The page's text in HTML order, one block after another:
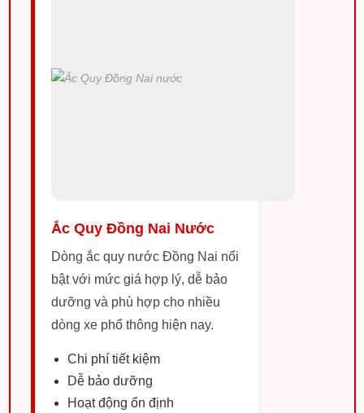
Ắc Quy Đồng Nai Nước
Dòng ắc quy nước Đồng Nai nổi
bật với mức giá hợp lý, dễ bảo
dưỡng và phù hợp cho nhiều
dòng xe phổ thông hiện nay.
Chi phí tiết kiệm
Dễ bảo dưỡng
Hoạt động ổn định